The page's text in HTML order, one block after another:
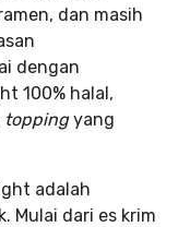
dan masih
dengan
100% halal,
toppingyang
adalah
Mulai dari es krim